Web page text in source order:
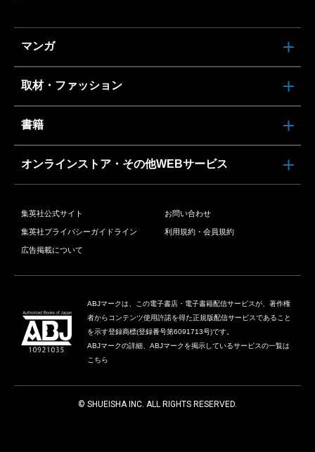
マンガ
取材・ファッション
書籍
オンラインストア・その他WEBサービス
集英社公式サイト お問い合わせ
集英社プライバシーガイドライン 利用規約・会員規約
広告掲載について
ABJマークは、この電子書店・電子書籍配信サービスが、著作権
者からコンテンツ使用許諾を得た正規版配信サービスであること
を示す登録商標(登録番号第6091713号)です。
ABJマークの詳細、ABJマークを掲示しているサービスの一覧は
こちら
© SHUEISHA INC. ALL RIGHTS RESERVED.